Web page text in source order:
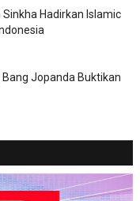
Hadirkan Islamic
Bang Jopanda Buktikan